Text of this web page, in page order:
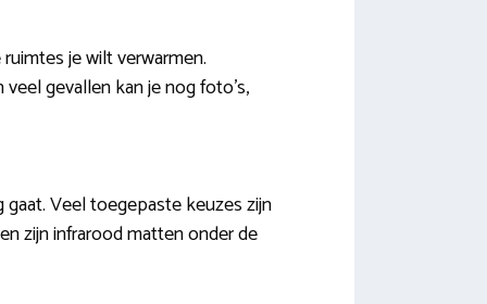
je wilt verwarmen.
gevallen kan je nog foto’s,
Veel toegepaste keuzes zijn
zijn infrarood matten onder de